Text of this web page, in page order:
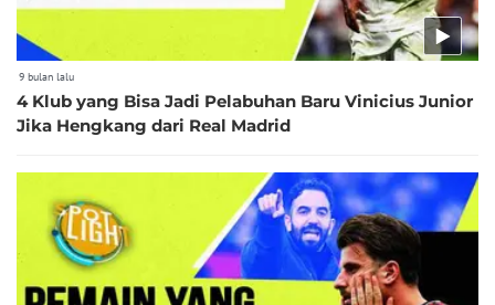
9 bulan lalu
4 Klub yang Bisa Jadi Pelabuhan Baru Vinicius Junior
Jika Hengkang dari Real Madrid